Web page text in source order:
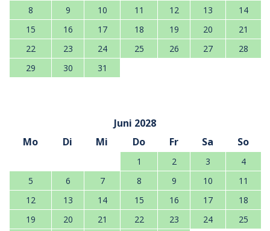
8
9 10 11 12 13
14
15
16 17 18 19 20
21
22
23 24 25 26 27
28
29
30 31
Juni 2028
Mo
Di Mi Do Fr Sa So
1 2 3
4
5
6 7 8 9 10
11
12
13 14 15 16 17
18
19
20 21 22 23 24 25